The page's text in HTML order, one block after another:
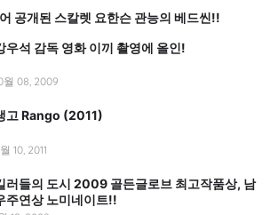
공개된 스칼렛 요한슨 관능의 베드씬!!
우석 감독 영화 이끼 촬영에 올인!
월 08, 2009
고 Rango (2011)
10, 2011
러들의 도시 2009 골든글로브 최고작품상, 남
주연상 노미네이트!!